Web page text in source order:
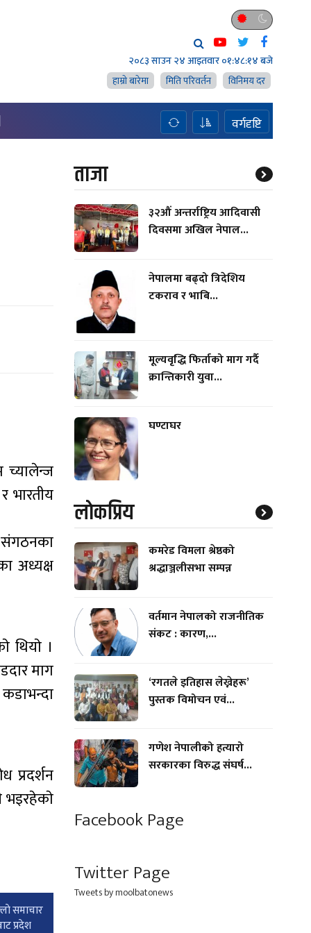
२०८३ साउन २४ आइतवार०१:४८:१५ बजे
हाम्राे बारेमा
मिति परिवर्तन विनिमय दर
वर्गदृष्टि
च्यालेन्ज
भारतीय
संगठनका
अध्यक्ष
थियाे ।
माग
प्रदर्शन
भइरहेकाे
समाचार
प्रदेश
ताजा
३२औं अन्तर्राष्ट्रिय आदिवासी
दिवसमा अखिल नेपाल...
नेपालमा बढ्दो त्रिदेशिय
टकराव र भाबि...
मूल्यवृद्धि फिर्ताको माग गर्दै
क्रान्तिकारी युवा...
घण्टाघर
लाेकप्रिय
कमरेड विमला श्रेष्ठको
श्रद्धाञ्जलीसभा सम्पन्न
वर्तमान नेपालको राजनीतिक
संकट : कारण,...
‘रगतले इतिहास लेख्नेहरू’
पुस्तक विमोचन एवं...
गणेश नेपालीको हत्यारो
सरकारका विरुद्ध संघर्ष...
Facebook Page
Twitter Page
Tweets by moolbatonews